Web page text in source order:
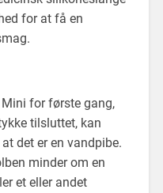
for at få en
for første gang,
tilsluttet, kan
det er en vandpibe.
minder om en
et eller andet